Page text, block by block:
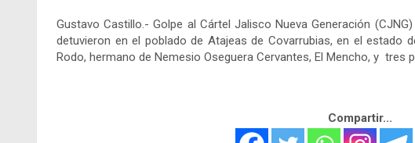
Gustavo Castillo.- Golpe al Cártel Jalisco Nueva Generación
detuvieron en el poblado de Atajeas de Covarrubias, en el estado
Rodo, hermano de Nemesio Oseguera Cervantes, El Mencho, y tres
Compartir...